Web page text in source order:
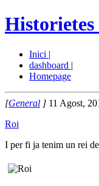
Inici |
dashboard |
Homepage
[General ] 11 Agost,
Roi
I per fi ja tenim un rei